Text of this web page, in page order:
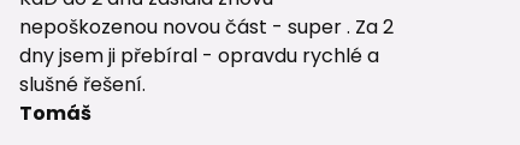
nepoškozenou novou část - super . Za 2
dny jsem ji přebíral - opravdu rychlé a
slušné řešení.
Tomáš